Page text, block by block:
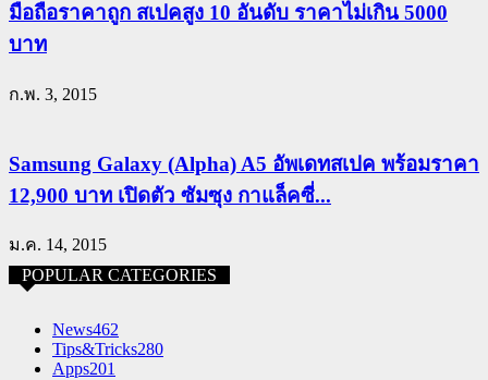
มือถือราคาถูก สเปคสูง 10 อันดับ ราคาไม่เกิน 5000
บาท
ก.พ. 3, 2015
Samsung Galaxy (Alpha) A5 อัพเดทสเปค พร้อมราคา
12,900 บาท เปิดตัว ซัมซุง กาแล็คซี่...
ม.ค. 14, 2015
POPULAR CATEGORIES
News462
Tips&Tricks280
Apps201